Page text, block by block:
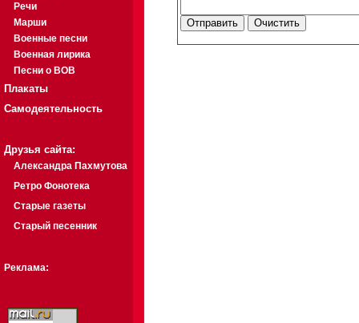
Речи
Марши
Военные песни
Военная лирика
Песни о ВОВ
Плакаты
Самодеятельность
Друзья сайта:
Александра Пахмутова
Ретро Фонотека
Старые газеты
Старый песенник
Реклама: